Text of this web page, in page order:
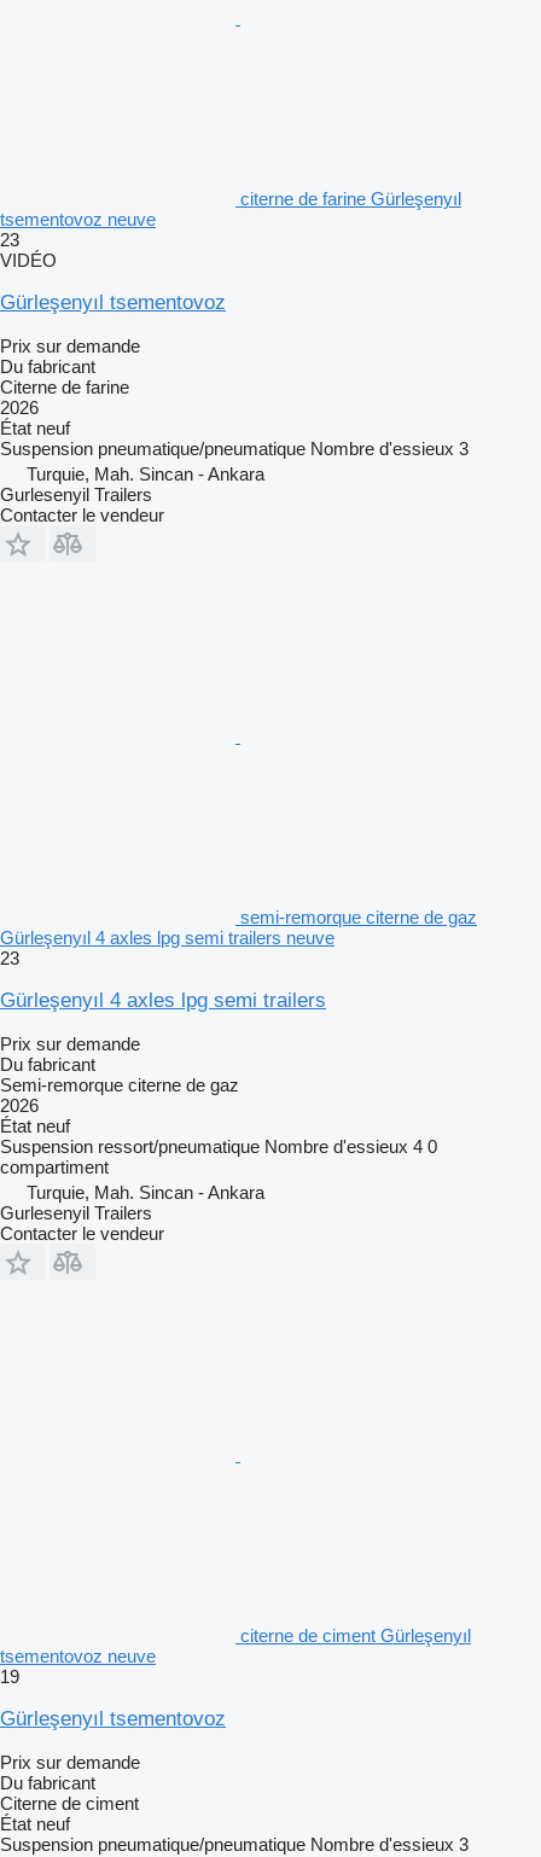
citerne de farine Gürleşenyıl
tsementovoz neuve
23
VIDÉO
Gürleşenyıl tsementovoz
Prix sur demande
Du fabricant
Citerne de farine
2026
État neuf
Suspension pneumatique/pneumatique Nombre d'essieux 3
Turquie, Mah. Sincan - Ankara
Gurlesenyil Trailers
Contacter le vendeur
semi-remorque citerne de gaz
Gürleşenyıl 4 axles lpg semi trailers neuve
23
Gürleşenyıl 4 axles lpg semi trailers
Prix sur demande
Du fabricant
Semi-remorque citerne de gaz
2026
État neuf
Suspension ressort/pneumatique Nombre d'essieux 4 0
compartiment
Turquie, Mah. Sincan - Ankara
Gurlesenyil Trailers
Contacter le vendeur
citerne de ciment Gürleşenyıl
tsementovoz neuve
19
Gürleşenyıl tsementovoz
Prix sur demande
Du fabricant
Citerne de ciment
État neuf
Suspension pneumatique/pneumatique Nombre d'essieux 3